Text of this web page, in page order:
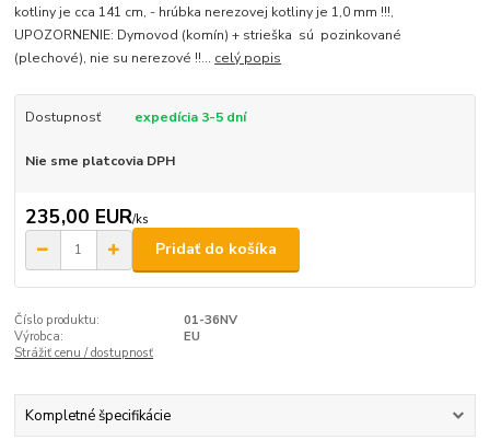
kotliny je cca 141 cm, - hrúbka nerezovej kotliny je 1,0 mm !!!,
UPOZORNENIE: Dymovod (komín) + strieška sú pozinkované
(plechové), nie su nerezové !!... celý popis
Dostupnosť expedícia 3-5 dní
Nie sme platcovia DPH
235,00 EUR/ks
Pridať do košíka
Číslo produktu:
01-36NV
Výrobca:
EU
Strážiť cenu / dostupnosť
Kompletné špecifikácie